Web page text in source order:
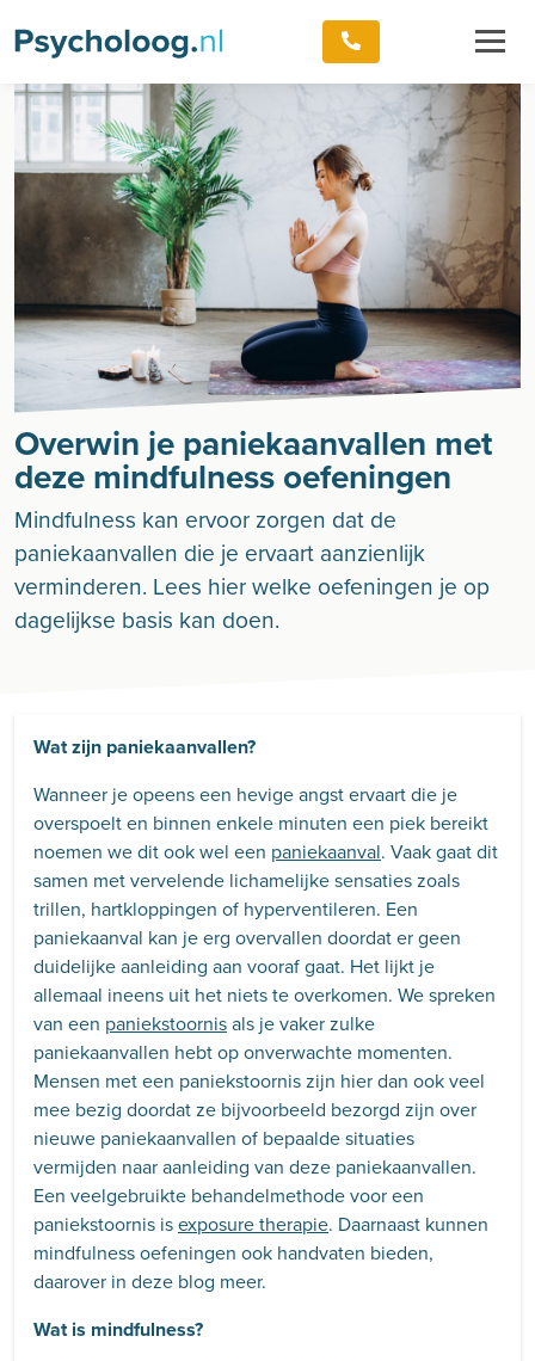
Overwin je paniekaanvallen met
deze mindfulness oefeningen
Mindfulness kan ervoor zorgen dat de
paniekaanvallen die je ervaart aanzienlijk
verminderen. Lees hier welke oefeningen je op
dagelijkse basis kan doen.
Wat zijn paniekaanvallen?
Wanneer je opeens een hevige angst ervaart die je
overspoelt en binnen enkele minuten een piek bereikt
noemen we dit ook wel een paniekaanval. Vaak gaat dit
samen met vervelende lichamelijke sensaties zoals
trillen, hartkloppingen of hyperventileren. Een
paniekaanval kan je erg overvallen doordat er geen
duidelijke aanleiding aan vooraf gaat. Het lijkt je
allemaal ineens uit het niets te overkomen. We spreken
van een paniekstoornisals je vaker zulke
paniekaanvallen hebt op onverwachte momenten.
Mensen met een paniekstoornis zijn hier dan ook veel
mee bezig doordat ze bijvoorbeeld bezorgd zijn over
nieuwe paniekaanvallen of bepaalde situaties
vermijden naar aanleiding van deze paniekaanvallen.
Een veelgebruikte behandelmethode voor een
paniekstoornis isexposure therapie. Daarnaast kunnen
mindfulness oefeningen ook handvaten bieden,
daarover in deze blog meer.
Wat is mindfulness?